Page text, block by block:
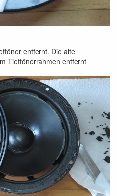
entfernt. Die alte
Tieftönerrahmen entfernt